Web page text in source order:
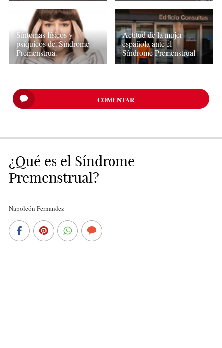
Síntomas físicos y
psíquicos del Síndrome
Premenstrual
Actitud de la mujer
española ante el
Síndrome Premenstrual
COMENTAR
¿Qué es el Síndrome
Premenstrual?
Napoleón Fernandez